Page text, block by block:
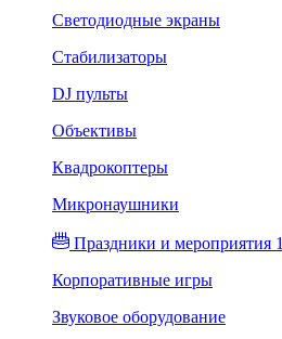
Светодиодные экраны
Стабилизаторы
DJ пульты
Объективы
Квадрокоптеры
Микронаушники
Праздники и мероприятия 1
Корпоративные игры
Звуковое оборудование